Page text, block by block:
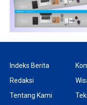
Indeks Berita
Redaksi
Tentang Kami